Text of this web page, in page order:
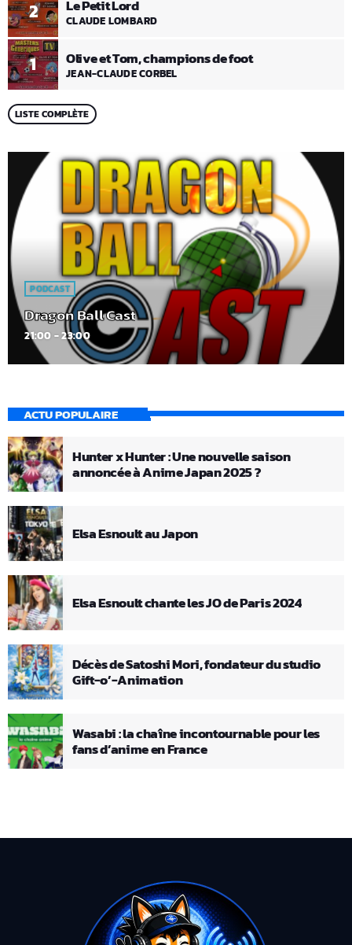
1 Olive et Tom, champions de foot
JEAN-CLAUDE CORBEL
2 Le Petit Lord
CLAUDE LOMBARD
LISTE COMPLÈTE
PODCAST
Dragon Ball Cast
21:00 - 23:00
ACTU POPULAIRE
Hunter x Hunter : Une nouvelle saison
annoncée à Anime Japan 2025 ?
Elsa Esnoult au Japon
Elsa Esnoult chante les JO de Paris 2024
Décès de Satoshi Mori, fondateur du studio
Gift-o’-Animation
Wasabi : la chaîne incontournable pour les
fans d’anime en France